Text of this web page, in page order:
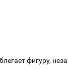
фигуру,